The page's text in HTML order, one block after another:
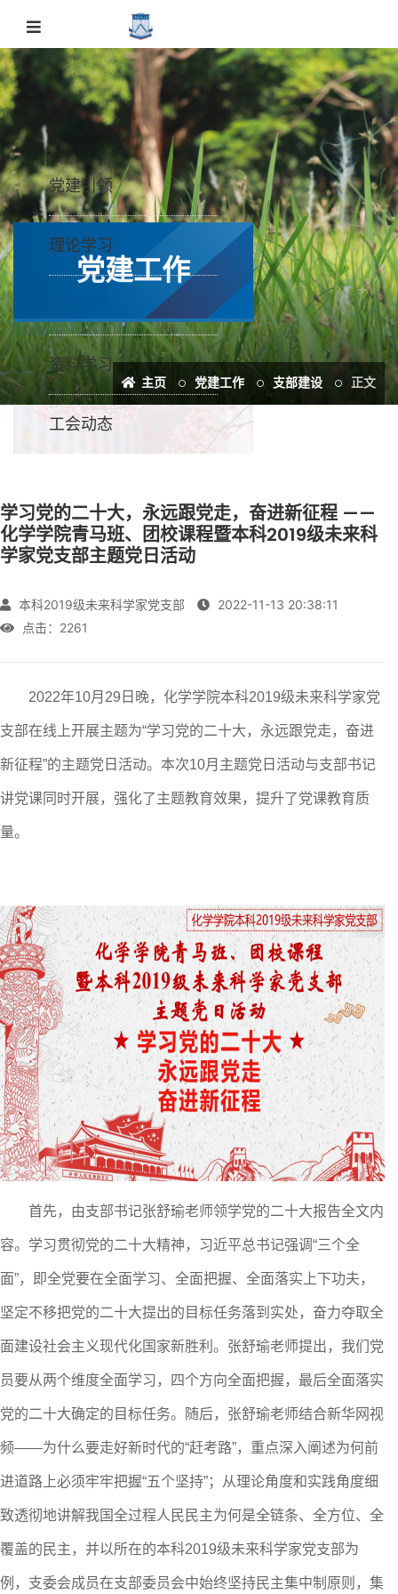
党建工作
主页 党建工作 支部建设 正文
党建引领
理论学习
资料学习
工会动态
学习党的二十大，永远跟党走，奋进新征程 ——
化学学院青马班、团校课程暨本科2019级未来科
学家党支部主题党日活动
本科2019级未来科学家党支部
2022-11-13 20:38:11
点击： 2261
2022年10月29日晚，化学学院本科2019级未来科学家党
支部在线上开展主题为“学习党的二十大，永远跟党走，奋进
新征程”的主题党日活动。本次10月主题党日活动与支部书记
讲党课同时开展，强化了主题教育效果，提升了党课教育质
量。
首先，由支部书记张舒瑜老师领学党的二十大报告全文内
容。学习贯彻党的二十大精神，习近平总书记强调“三个全
面”，即全党要在全面学习、全面把握、全面落实上下功夫，
坚定不移把党的二十大提出的目标任务落到实处，奋力夺取全
面建设社会主义现代化国家新胜利。张舒瑜老师提出，我们党
员要从两个维度全面学习，四个方向全面把握，最后全面落实
党的二十大确定的目标任务。随后，张舒瑜老师结合新华网视
频——为什么要走好新时代的“赶考路”，重点深入阐述为何前
进道路上必须牢牢把握“五个坚持”；从理论角度和实践角度细
致透彻地讲解我国全过程人民民主为何是全链条、全方位、全
覆盖的民主，并以所在的本科2019级未来科学家党支部为
例，支委会成员在支部委员会中始终坚持民主集中制原则，集